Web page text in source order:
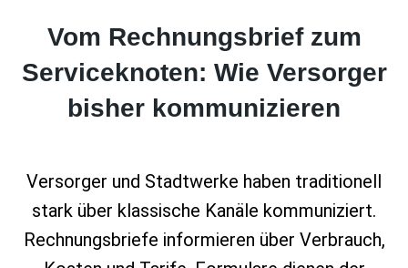
Vom Rechnungsbrief zum
Serviceknoten: Wie Versorger
bisher kommunizieren
Versorger und Stadtwerke haben traditionell
stark über klassische Kanäle kommuniziert.
Rechnungsbriefe informieren über Verbrauch,